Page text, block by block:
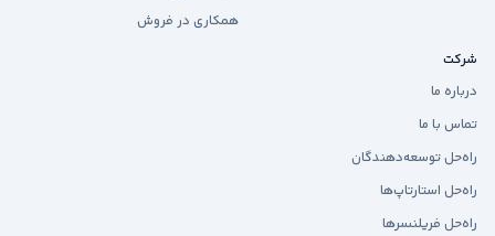
همکاری در فروش
شرکت
درباره ما
تماس با ما
راه‌حل توسعه‌دهندگان
راه‌حل استارتاپ‌ها
راه‌حل فریلنسرها